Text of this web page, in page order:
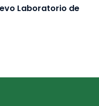
Laboratorio de